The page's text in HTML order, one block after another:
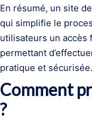
En résumé, un site
qui simplifie le
utilisateurs un accès
permettant
pratique et sécurisée.
Comment
?